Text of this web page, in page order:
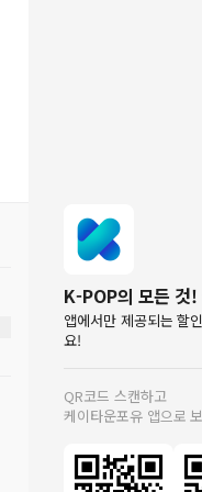
K-POP의 모든 것!
앱에서만 제공되는 할
요!
QR코드 스캔하고
케이타운포유 앱으로